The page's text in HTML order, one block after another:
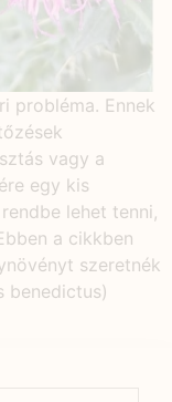
probléma. Ennek
vagy a
egy kis
lehet tenni,
a cikkben
szeretnék
benedictus)